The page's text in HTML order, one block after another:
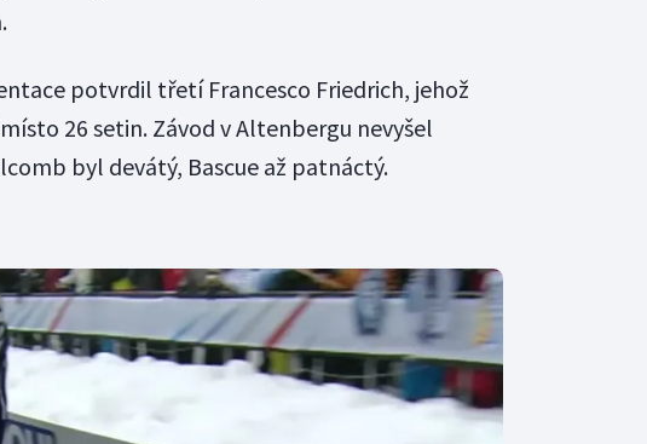
potvrdil třetí Francesco Friedrich, jehož
26 setin. Závod v Altenbergu nevyšel
byl devátý, Bascue až patnáctý.